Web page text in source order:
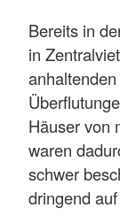
Bereits in
in
Häuser von
waren
schwer
dringend